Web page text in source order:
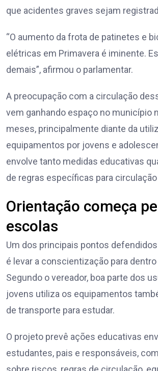
que acidentes graves sejam
“O aumento da frota de patinetes e
elétricas em Primavera é iminente.
demais”, afirmou o parlamentar.
A preocupação com a circulação
vem ganhando espaço no município
meses, principalmente diante da
equipamentos por jovens e
envolve tanto medidas educativas
de regras específicas para
Orientação começa
escolas
Um dos principais pontos
é levar a conscientização para
Segundo o vereador, boa parte dos
jovens utiliza os equipamentos
de transporte para estudar.
O projeto prevê ações educativas
estudantes, pais e responsáveis,